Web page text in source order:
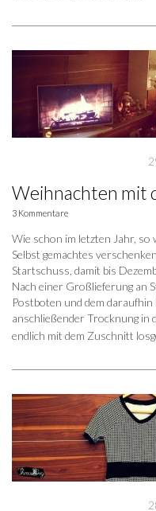
Weihnachten mit
3 Kommentare
Wie schon im letzten Jahr, so
Selbst gemachtes
Startschuss, damit bis
Nach einer Großlieferung an
Postboten und dem
anschließender Trocknung in
endlich mit dem Zuschnitt